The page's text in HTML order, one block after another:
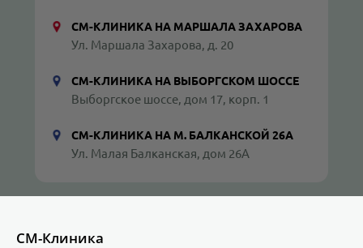
СМ-КЛИНИКА НА МАРШАЛА ЗАХАРОВА
Ул. Маршала Захарова, д. 20
СМ-КЛИНИКА НА ВЫБОРГСКОМ ШОССЕ
Выборгское шоссе, дом 17, корп. 1
СМ-КЛИНИКА НА М. БАЛКАНСКОЙ 26А
Ул. Малая Балканская, дом 26А
СМ-Клиника